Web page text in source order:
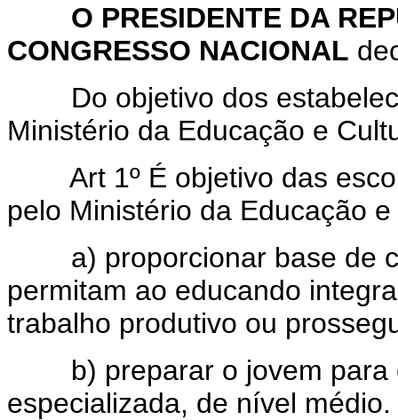
O PRESIDENTE DA
CONGRESSO NACIONAL
Do objetivo dos
Ministério da Educação e
Art 1º É objetivo das
pelo Ministério da Educação
a) proporcionar base de
permitam ao educando
trabalho produtivo ou
b) preparar o jovem para
especializada, de nível médio.